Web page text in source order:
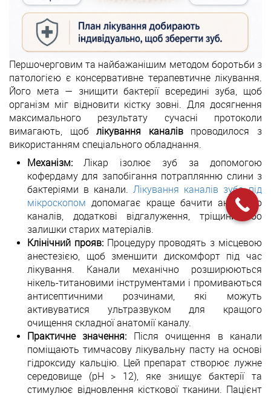
Першочерговим та найбажанішим методом боротьби з
патологією є консервативне терапевтичне лікування.
Його мета — знищити бактерії всередині зуба, щоб
організм міг відновити кістку зовні. Для досягнення
максимального результату сучасні протоколи
вимагають, щоблікування каналівпроводилося з
використанням спеціального обладнання.
Механізм: Лікар ізолює зуб за допомогою
кофердаму для запобігання потраплянню слини з
бактеріями в канали. Лікування каналів зуба під
мікроскопом допомагає краще бачити анатомію
каналів, додаткові відгалуження, тріщини або
залишки старих матеріалів.
Клінічний прояв:Процедуру проводять з місцевою
анестезією, щоб зменшити дискомфорт під час
лікування. Канали механічно розширюються
нікель-титановими інструментами і промиваються
антисептичними розчинами, які можуть
активуватися ультразвуком для кращого
очищення складної анатомії каналу.
Практичне значення: Після очищення в канали
поміщають тимчасову лікувальну пасту на основі
гідроксиду кальцію. Цей препарат створює лужне
середовище (pH > 12), яке знищує бактерії та
стимулює відновлення кісткової тканини. Пацієнт